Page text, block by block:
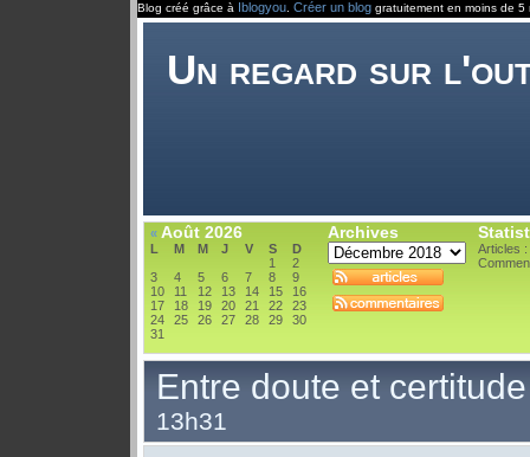
Blog créé grâce à Iblogyou Créer un blog gratuitement en moins de 5
Un regard sur
« Août 2026
L M M J V S
D
1
2
3
4 5 6 7 8
9
10
11 12 13 14 15
16
17
18 19 20 21 22
23
24
25 26 27 28 29
30
31
Archives
Articles :
Entre doute et
13h31